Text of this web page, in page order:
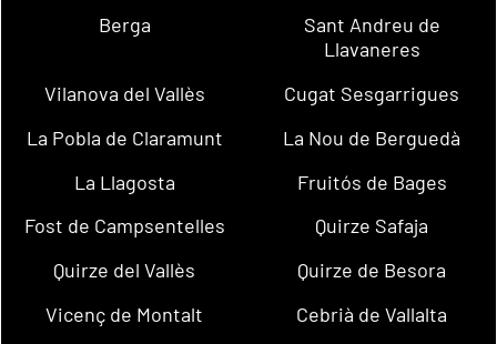
Berga
Sant Andreu de
Llavaneres
Vilanova del Vallès
Cugat Sesgarrigues
La Pobla de Claramunt
La Nou de Berguedà
La Llagosta
Fruitós de Bages
Fost de Campsentelles
Quirze Safaja
Quirze del Vallès
Quirze de Besora
Vicenç de Montalt
Cebrià de Vallalta